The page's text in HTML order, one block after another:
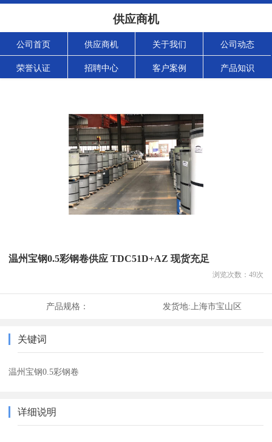
供应商机
公司首页 供应商机 关于我们 公司动态
荣誉认证 招聘中心 客户案例 产品知识
温州宝钢0.5彩钢卷供应 TDC51D+AZ 现货充足
浏览次数： 49次
产品规格： 发货地: 上海市宝山区
关键词
温州宝钢0.5彩钢卷
详细说明